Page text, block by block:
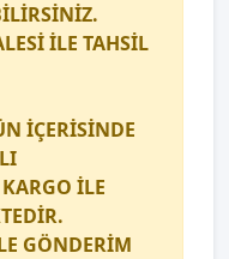
İLE TAHSİL
İÇERİSİNDE
İLE
GÖNDERİM